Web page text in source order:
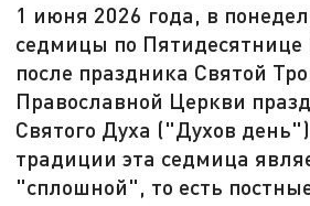
1 июня 2026 года, в
седмицы по Пятидесятнице
после праздника Святой
Православной Церкви
Святого Духа ("Духов
традиции эта седмица
"сплошной", то есть